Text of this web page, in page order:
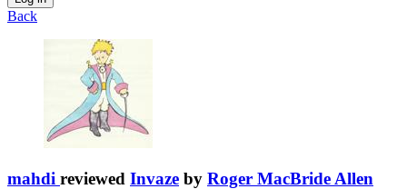
Back
mahdi reviewed Invaze by Roger MacBride Allen